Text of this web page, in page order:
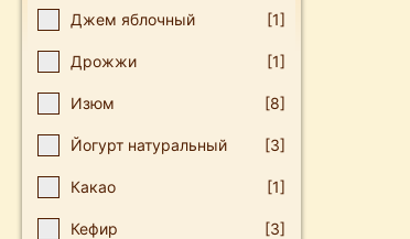
Джем яблочный [1]
Дрожжи [1]
Изюм [8]
Йогурт натуральный [3]
Какао [1]
Кефир [3]